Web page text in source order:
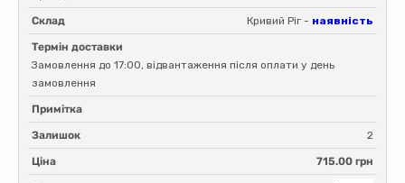
Склад Кривий Ріг - наявність
Термін доставки
Замовлення до 17:00, відвантаження після оплати у день
замовлення
Примітка
Залишок 2
Ціна 715.00 грн